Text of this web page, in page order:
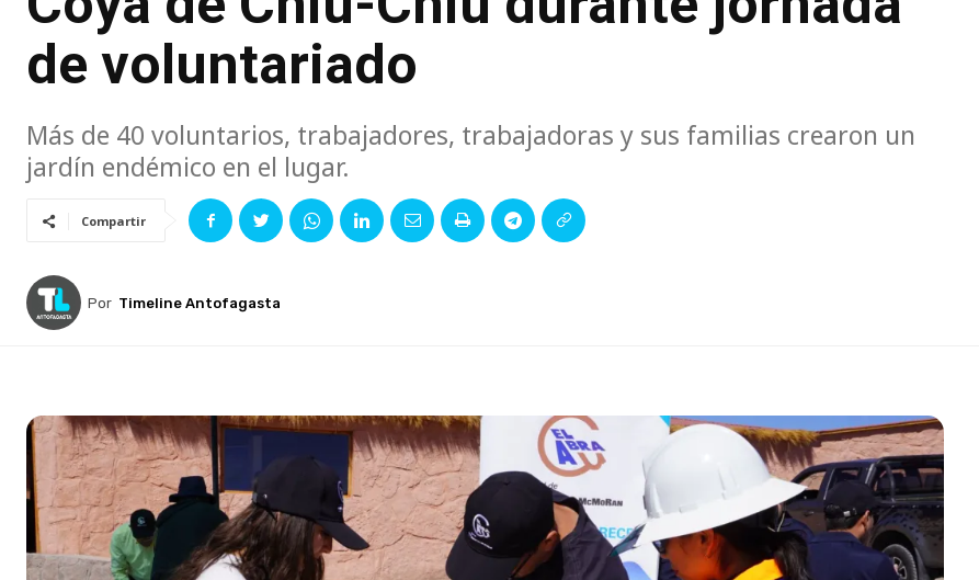
de voluntariado
Más de 40 voluntarios, trabajadores, trabajadoras y sus familias crearon un
jardín endémico en el lugar.
Compartir
Por Timeline Antofagasta